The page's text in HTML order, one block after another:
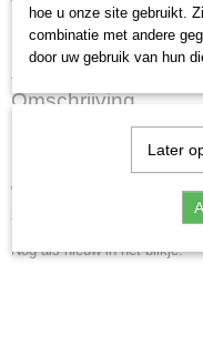
Specificaties
EAN code
Gebruikt
Omschrijving
Märklin
Wagon uitgegeven bij de 9de
2013
Nog als nieuw in het blikje.
hoe u onze site gebruikt.
combinatie met andere
door uw gebruik van hun
Later